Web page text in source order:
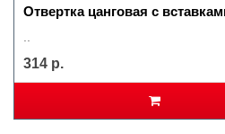
Отвертка цанговая с
314 р.